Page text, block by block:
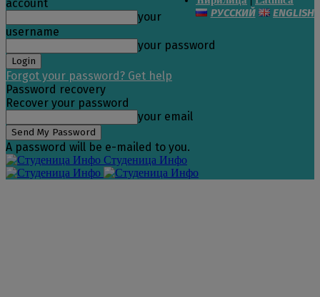
РУССКИЙ ENGLISH
account
your
username
your password
Forgot your password? Get help
Password recovery
Recover your password
your email
A password will be e-mailed to you.
Студеница Инфо